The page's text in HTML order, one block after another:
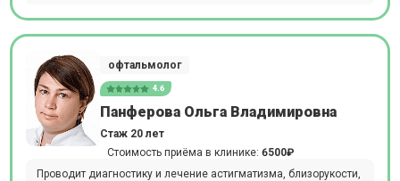
офтальмолог
4.6
Панферова Ольга Владимировна
Стаж 20 лет
Стоимость приёма в клинике: 6500₽
Проводит диагностику и лечение астигматизма, близорукости,